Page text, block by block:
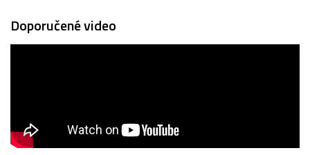
Doporučené video